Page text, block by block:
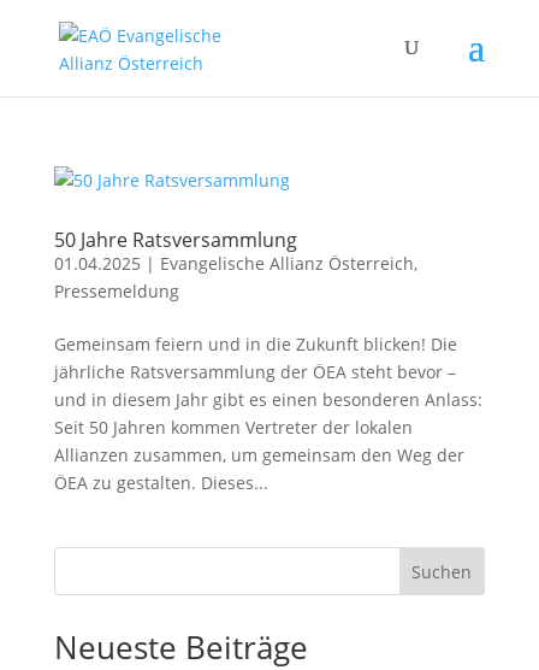
50 Jahre Ratsversammlung
01.04.2025 | Evangelische Allianz Österreich,
Pressemeldung
Gemeinsam feiern und in die Zukunft blicken! Die
jährliche Ratsversammlung der ÖEA steht bevor –
und in diesem Jahr gibt es einen besonderen Anlass:
Seit 50 Jahren kommen Vertreter der lokalen
Allianzen zusammen, um gemeinsam den Weg der
ÖEA zu gestalten. Dieses...
Suchen
Neueste Beiträge